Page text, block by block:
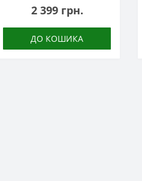
2 399 грн.
ДО КОШИКА